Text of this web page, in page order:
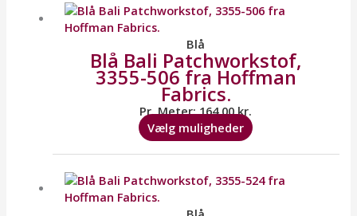
Blå
Blå Bali Patchworkstof,
3355-506 fra Hoffman
Fabrics.
Pr. Meter:164,00kr.
Vælg muligheder
vare
varianter.
Mulighederne
på
vare